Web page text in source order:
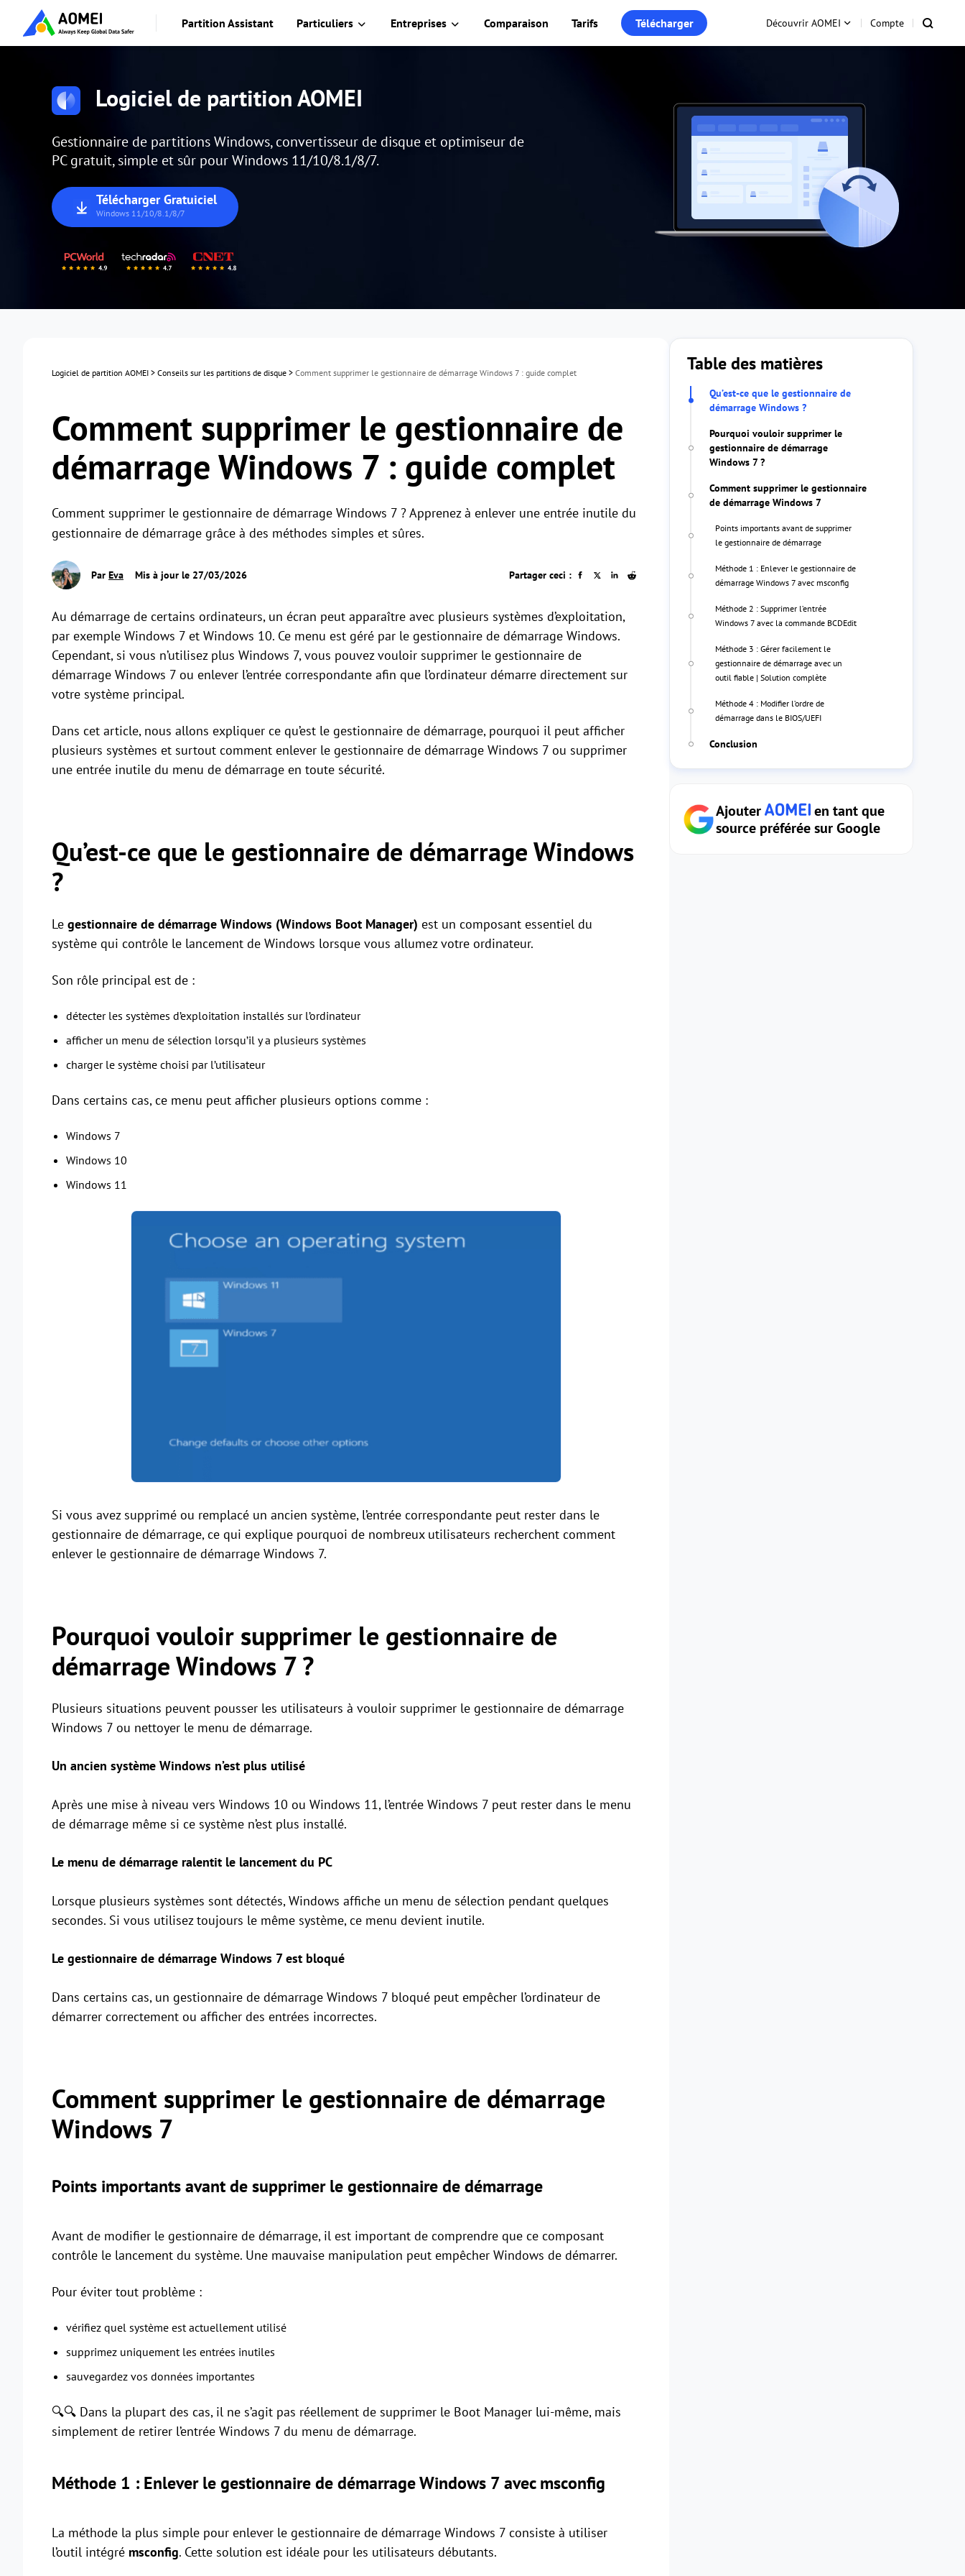
Partition Assistant Particuliers Entreprises Comparaison Tarifs Télécharger Découvrir AOMEI Compte
Logiciel de partition AOMEI
Gestionnaire de partitions Windows, convertisseur de disque et optimiseur de
PC gratuit, simple et sûr pour Windows 11/10/8.1/8/7.
Télécharger Gratuiciel
Windows 11/10/8.1/8/7
Logiciel de partition AOMEI > Conseils sur les partitions de disque > Comment supprimer le gestionnaire de démarrage Windows 7 : guide complet
Comment supprimer le gestionnaire de
démarrage Windows 7 : guide complet
Comment supprimer le gestionnaire de démarrage Windows 7 ? Apprenez à enlever une entrée inutile du
gestionnaire de démarrage grâce à des méthodes simples et sûres.
Par Eva Mis à jour le 27/03/2026 Partager ceci :
Au démarrage de certains ordinateurs, un écran peut apparaître avec plusieurs systèmes d’exploitation,
par exemple Windows 7 et Windows 10. Ce menu est géré par le gestionnaire de démarrage Windows.
Cependant, si vous n’utilisez plus Windows 7, vous pouvez vouloir supprimer le gestionnaire de
démarrage Windows 7 ou enlever l’entrée correspondante afin que l’ordinateur démarre directement sur
votre système principal.
Dans cet article, nous allons expliquer ce qu’est le gestionnaire de démarrage, pourquoi il peut afficher
plusieurs systèmes et surtout comment enlever le gestionnaire de démarrage Windows 7 ou supprimer
une entrée inutile du menu de démarrage en toute sécurité.
Qu’est-ce que le gestionnaire de démarrage Windows
?
Le gestionnaire de démarrage Windows (Windows Boot Manager) est un composant essentiel du
système qui contrôle le lancement de Windows lorsque vous allumez votre ordinateur.
Son rôle principal est de :
détecter les systèmes d’exploitation installés sur l’ordinateur
afficher un menu de sélection lorsqu’il y a plusieurs systèmes
charger le système choisi par l’utilisateur
Dans certains cas, ce menu peut afficher plusieurs options comme :
Windows 7
Windows 10
Windows 11
Si vous avez supprimé ou remplacé un ancien système, l’entrée correspondante peut rester dans le
gestionnaire de démarrage, ce qui explique pourquoi de nombreux utilisateurs recherchent comment
enlever le gestionnaire de démarrage Windows 7.
Pourquoi vouloir supprimer le gestionnaire de
démarrage Windows 7 ?
Plusieurs situations peuvent pousser les utilisateurs à vouloir supprimer le gestionnaire de démarrage
Windows 7 ou nettoyer le menu de démarrage.
Un ancien système Windows n’est plus utilisé
Après une mise à niveau vers Windows 10 ou Windows 11, l’entrée Windows 7 peut rester dans le menu
de démarrage même si ce système n’est plus installé.
Le menu de démarrage ralentit le lancement du PC
Lorsque plusieurs systèmes sont détectés, Windows affiche un menu de sélection pendant quelques
secondes. Si vous utilisez toujours le même système, ce menu devient inutile.
Le gestionnaire de démarrage Windows 7 est bloqué
Dans certains cas, un gestionnaire de démarrage Windows 7 bloqué peut empêcher l’ordinateur de
démarrer correctement ou afficher des entrées incorrectes.
Comment supprimer le gestionnaire de démarrage
Windows 7
Points importants avant de supprimer le gestionnaire de démarrage
Avant de modifier le gestionnaire de démarrage, il est important de comprendre que ce composant
contrôle le lancement du système. Une mauvaise manipulation peut empêcher Windows de démarrer.
Pour éviter tout problème :
vérifiez quel système est actuellement utilisé
supprimez uniquement les entrées inutiles
sauvegardez vos données importantes
🔍🔍 Dans la plupart des cas, il ne s’agit pas réellement de supprimer le Boot Manager lui-même, mais
simplement de retirer l’entrée Windows 7 du menu de démarrage.
Méthode 1 : Enlever le gestionnaire de démarrage Windows 7 avec msconfig
La méthode la plus simple pour enlever le gestionnaire de démarrage Windows 7 consiste à utiliser
l’outil intégré msconfig. Cette solution est idéale pour les utilisateurs débutants.
Table des matières
Qu’est-ce que le gestionnaire de
démarrage Windows ?
Pourquoi vouloir supprimer le
gestionnaire de démarrage
Windows 7 ?
Comment supprimer le gestionnaire
de démarrage Windows 7
Points importants avant de supprimer
le gestionnaire de démarrage
Méthode 1 : Enlever le gestionnaire de
démarrage Windows 7 avec msconfig
Méthode 2 : Supprimer l’entrée
Windows 7 avec la commande BCDEdit
Méthode 3 : Gérer facilement le
gestionnaire de démarrage avec un
outil fiable | Solution complète
Méthode 4 : Modifier l’ordre de
démarrage dans le BIOS/UEFI
Conclusion
Ajouter
en tant que
source préférée sur Google